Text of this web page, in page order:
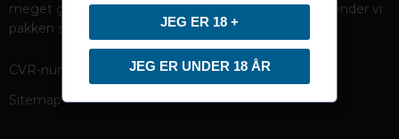
meget gerne. Bestil inden kl. 17 i hverdagene, så afsender vi
pakken samme dag.
CVR-nummer
34879303
Sitemap
JEG ER 18 +
JEG ER UNDER 18 ÅR